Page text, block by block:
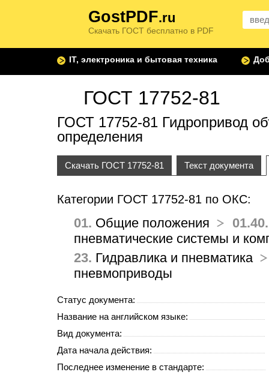
GostPDF.ru
Скачать ГОСТ бесплатно в PDF
IT, электроника и бытовая техника
ГОСТ 17752-81
ГОСТ 17752-81 Гидропривод
определения
Скачать ГОСТ 17752-81 Текст документа
Категории ГОСТ 17752-81 по ОКС:
01. Общие положения 01.40.
пневматические системы и
23. Гидравлика и пневматика
пневмоприводы
Статус документа:
Название на английском языке:
Вид документа:
Дата начала действия:
Последнее изменение в стандарте: